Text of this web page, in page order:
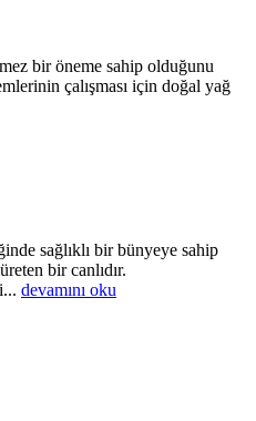
bir öneme sahip olduğunu
çalışması için doğal yağ
sağlıklı bir bünyeye sahip
bir canlıdır.
devamını oku